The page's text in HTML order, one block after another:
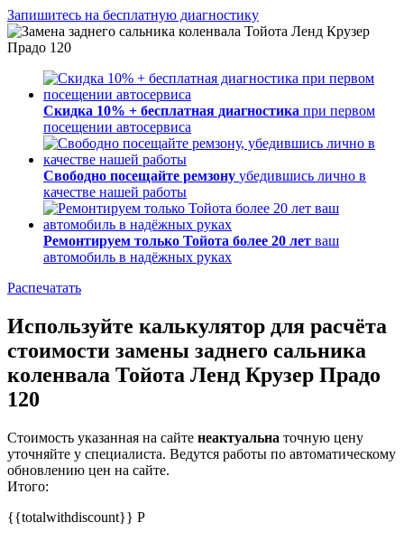
Запишитесь на бесплатную диагностику
Скидка 10% + бесплатная диагностика при первом
посещении автосервиса
Свободно посещайте ремзону убедившись лично в
качестве нашей работы
Ремонтируем только Тойота более 20 лет ваш
автомобиль в надёжных руках
Распечатать
Используйте калькулятор для расчёта
стоимости замены заднего сальника
коленвала Тойота Ленд Крузер Прадо
120
Стоимость указанная на сайте неактуальна точную цену
уточняйте у специалиста. Ведутся работы по автоматическому
обновлению цен на сайте.
Итого:
{{totalwithdiscount}} Р